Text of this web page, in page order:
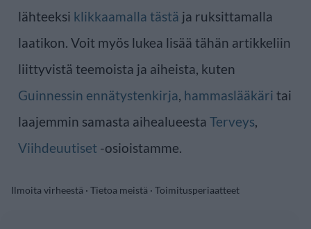
lähteeksi klikkaamalla tästä ja ruksittamalla
laatikon. Voit myös lukea lisää tähän artikkeliin
liittyvistä teemoista ja aiheista, kuten
Guinnessin ennätystenkirja, hammaslääkäri tai
laajemmin samasta aihealueesta Terveys,
Viihdeuutiset -osioistamme.
Ilmoita virheestä · Tietoa meistä · Toimitusperiaatteet